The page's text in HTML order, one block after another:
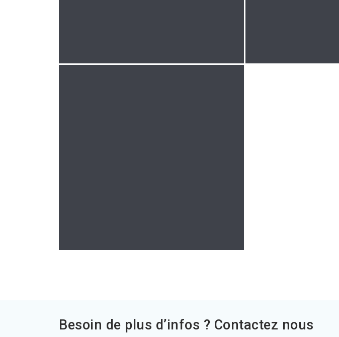
Besoin de plus d’infos ? Contactez nous